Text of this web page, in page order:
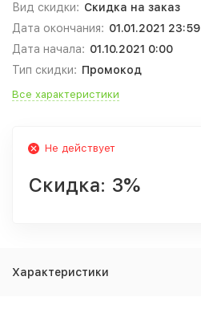
Вид скидки: Скидка на заказ
Дата окончания: 01.01.2021 23:59
Дата начала: 01.10.2021 0:00
Тип скидки: Промокод
Все характеристики
Не действует
Скидка: 3%
Характеристики